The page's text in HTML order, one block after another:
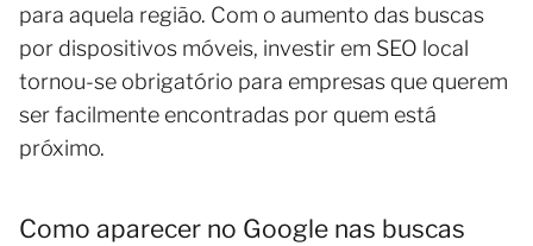
para aquela região. Com o aumento das buscas
por dispositivos móveis, investir em SEO local
tornou-se obrigatório para empresas que querem
ser facilmente encontradas por quem está
próximo.
Como aparecer no Google nas buscas